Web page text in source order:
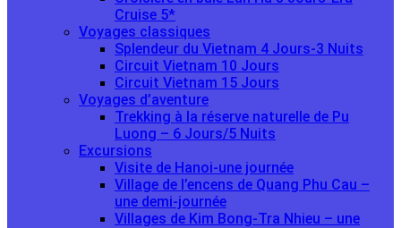
Cruise 5*
Voyages classiques
Splendeur du Vietnam 4 Jours-3 Nuits
Circuit Vietnam 10 Jours
Circuit Vietnam 15 Jours
Voyages d’aventure
Trekking à la réserve naturelle de Pu
Luong – 6 Jours/5 Nuits
Excursions
Visite de Hanoi-une journée
Village de l’encens de Quang Phu Cau –
une demi-journée
Villages de Kim Bong-Tra Nhieu – une